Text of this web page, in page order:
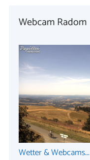
Webcam Radom
Wetter & Webcams...